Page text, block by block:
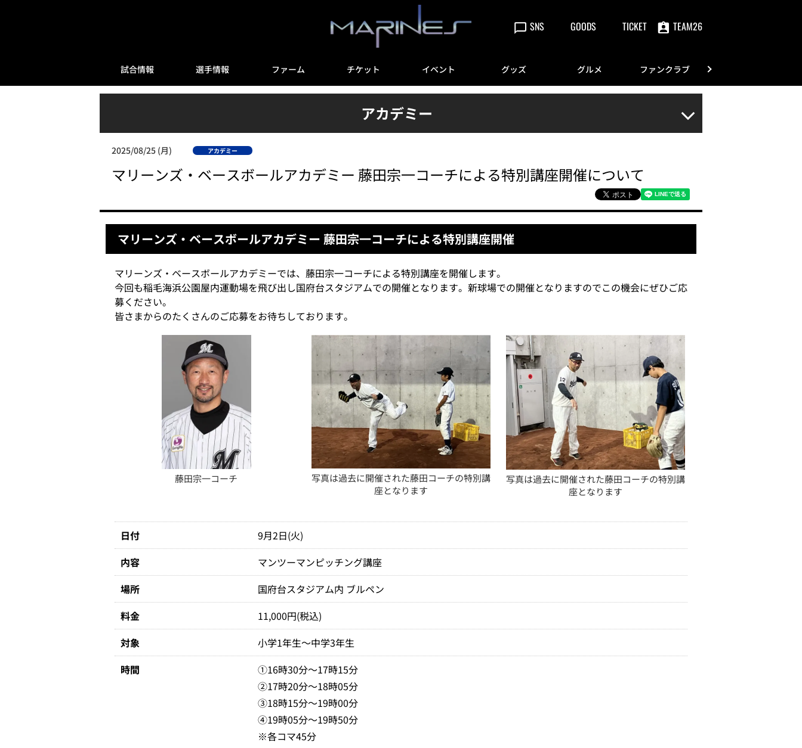
SNS GOODS TICKET TEAM26
試合情報 選手情報 ファーム チケット イベント グッズ グルメ ファンクラブ
アカデミー
2025/08/25 (月) アカデミー
マリーンズ・ベースボールアカデミー 藤田宗一コーチによる特別講座開催について
マリーンズ・ベースボールアカデミー 藤田宗一コーチによる特別講座開催
マリーンズ・ベースボールアカデミーでは、藤田宗一コーチによる特別講座を開催します。
今回も稲毛海浜公園屋内運動場を飛び出し国府台スタジアムでの開催となります。新球場での開催となりますのでこの機会にぜひご応
募ください。
皆さまからのたくさんのご応募をお待ちしております。
藤田宗一コーチ
写真は過去に開催された藤田コーチの特別講
座となります
写真は過去に開催された藤田コーチの特別講
座となります
日付
9月2日(火)
内容
マンツーマンピッチング講座
場所
国府台スタジアム内 ブルペン
料金
11,000円(税込)
対象
小学1年生～中学3年生
時間
①16時30分～17時15分
②17時20分～18時05分
③18時15分～19時00分
④19時05分～19時50分
※各コマ45分